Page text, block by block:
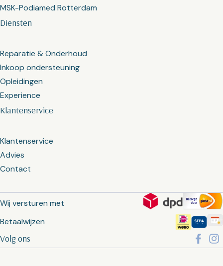
Klantenservice
Klantenservice
Advies
Contact
Diensten
Reparatie & Onderhoud
Inkoop ondersteuning
Opleidingen
Experience
MSK-Podiamed Rotterdam
Wij versturen met
Betaalwijzen
Volg ons